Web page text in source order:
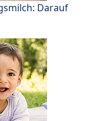
Darauf